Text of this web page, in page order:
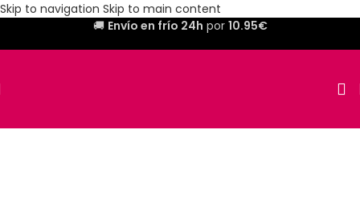
Skip to navigation Skip to main content
🚚 Envío en frío 24h por 10.95€